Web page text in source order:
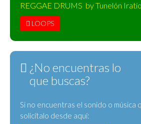
REGGAE DRUMS by Tunelón
LOOPS
¿No encuentras lo
que buscas?
Si no encuentras el sonido o música
solicítalo desde aquí: